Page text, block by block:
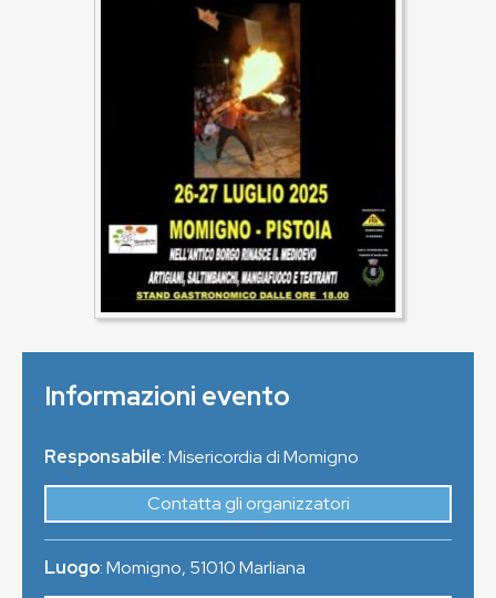
Informazioni evento
Responsabile: Misericordia di Momigno
Contatta gli organizzatori
Luogo:Momigno, 51010Marliana